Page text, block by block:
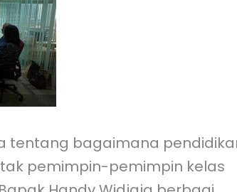
tentang bagaimana
pemimpin-pemimpin kelas